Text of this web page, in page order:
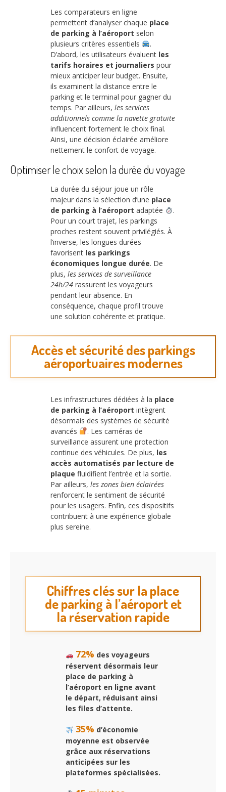
Les comparateurs en ligne
permettent d’analyser chaque place
de parking à l’aéroport selon
plusieurs critères essentiels
.
D’abord, les utilisateurs évaluent les
tarifs horaires et journaliers pour
mieux anticiper leur budget. Ensuite,
ils examinent la distance entre le
parking et le terminal pour gagner du
temps. Par ailleurs, les services
additionnels comme la navette gratuite
influencent fortement le choix final.
Ainsi, une décision éclairée améliore
nettement le confort de voyage.
Optimiser le choix selon la durée du voyage
La durée du séjour joue un rôle
majeur dans la sélection d’une place
de parking à l’aéroport adaptée
.
Pour un court trajet, les parkings
proches restent souvent privilégiés. À
l’inverse, les longues durées
favorisent les parkings
économiques longue durée. De
plus, les services de surveillance
24h/24 rassurent les voyageurs
pendant leur absence. En
conséquence, chaque profil trouve
une solution cohérente et pratique.
Accès et sécurité des parkings
aéroportuaires modernes
Les infrastructures dédiées à la place
de parking à l’aéroport intègrent
désormais des systèmes de sécurité
avancés
. Les caméras de
surveillance assurent une protection
continue des véhicules. De plus, les
accès automatisés par lecture de
plaque fluidifient l’entrée et la sortie.
Par ailleurs, les zones bien éclairées
renforcent le sentiment de sécurité
pour les usagers. Enfin, ces dispositifs
contribuent à une expérience globale
plus sereine.
Chiffres clés sur la place
de parking à l’aéroport et
la réservation rapide
72% des voyageurs
réservent désormais leur
place de parking à
l’aéroport en ligne avant
le départ, réduisant ainsi
les files d’attente.
35% d’économie
moyenne est observée
grâce aux réservations
anticipées sur les
plateformes spécialisées.